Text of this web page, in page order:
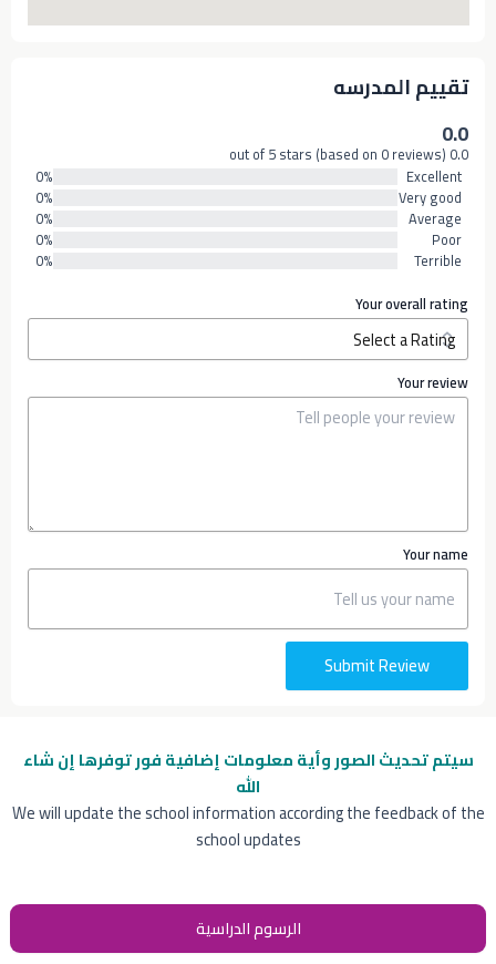
سيتم تحديث الصور وأية معلومات إضافيةفور توفرها إن شاء
الله
We will update the school information according the feedback of the
school updates
الرسوم الدراسية
تقييم المدرسه
0.0
0.0 out of 5 stars (based on 0 reviews)
Excellent
0%
Very good
0%
Average
0%
Poor
0%
Terrible
0%
Your overall rating
Your review
Your name
Submit Review